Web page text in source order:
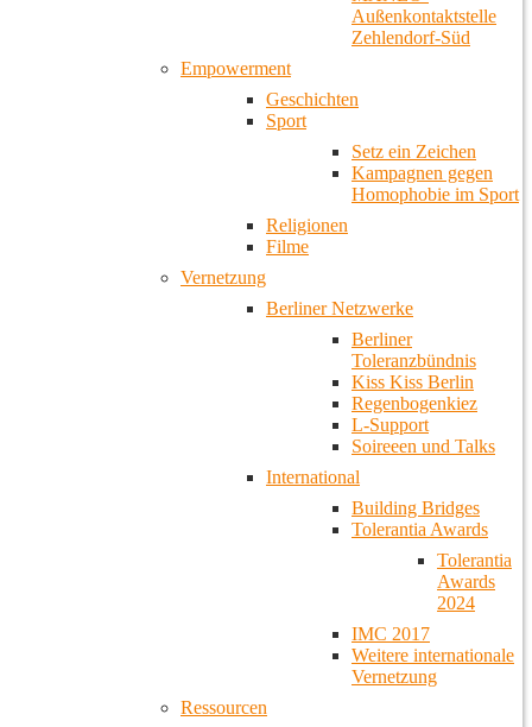
Außenkontaktstelle
Zehlendorf-Süd
Empowerment
Geschichten
Sport
Setz ein Zeichen
Kampagnen gegen
Homophobie im Sport
Religionen
Filme
Vernetzung
Berliner Netzwerke
Berliner
Toleranzbündnis
Kiss Kiss Berlin
Regenbogenkiez
L-Support
Soireeen und Talks
International
Building Bridges
Tolerantia Awards
Tolerantia
Awards
2024
IMC 2017
Weitere internationale
Vernetzung
Ressourcen